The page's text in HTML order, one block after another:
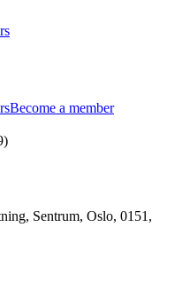
Become a member
)
Sentrum, Oslo, 0151,